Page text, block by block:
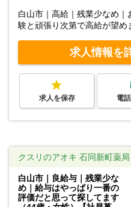
白山市｜高給｜残業少なめ
験と頑張り次第で高給が望め
求人情報を
求人を保存 電
クスリのアオキ 石同新町薬局
白山市｜良給与｜残業少な
め｜給与はやっぱり一番の
評価だと思って探してます